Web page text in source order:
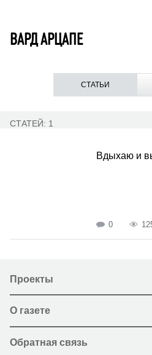
ВАРД АРЦАПЕ
СТАТЬИ
СТАТЕЙ: 1
Вдыхаю и
0
Проекты
О газете
Обратная связь